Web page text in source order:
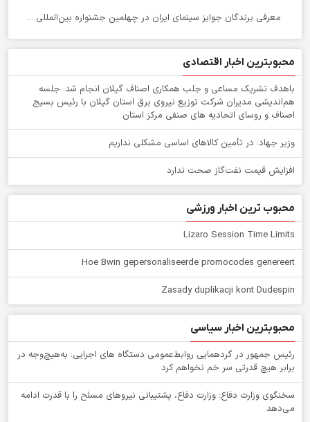
معرفی برندگان جوایز سینمای ایران در چهلمین جشنواره بین‌المللی ...
محبوبترین اخبار اقتصادی
باهدف تشریک مساعی و جلب همکاری اصناف گیلان انجام شد: جلسه
هم‌اندیشی مدیران شركت توزیع نیروی برق استان گیلان با رئیس بسیج
اصناف و روسای اتحادیه های صنفی مركز استان
وزیر جهاد: در تأمین کالاهای اساسی مشکلی نداریم
افزایش قیمت نفت‌گاز صحت ندارد
محبوب ترین اخبار ورزشی
Lizaro Session Time Limits
Hoe Bwin gepersonaliseerde promocodes genereert
Zasady duplikacji kont Dudespin
محبوبترین اخبار سیاسی
رئیس جمهور در گردهمایی روابط‌عمومی دستگاه های اجرایی: به‌هیچ‌وجه در
برابر هیچ قدرتی سر خم نخواهم کرد
سخنگوی وزارت دفاع: وزارت دفاع، پشتیبانی نیرو‌های مسلح را با قدرت ادامه
می‌دهد